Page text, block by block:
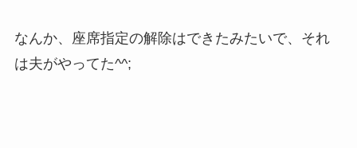
なんか、座席指定の解除はできたみたいで、それ
は夫がやってた^^;